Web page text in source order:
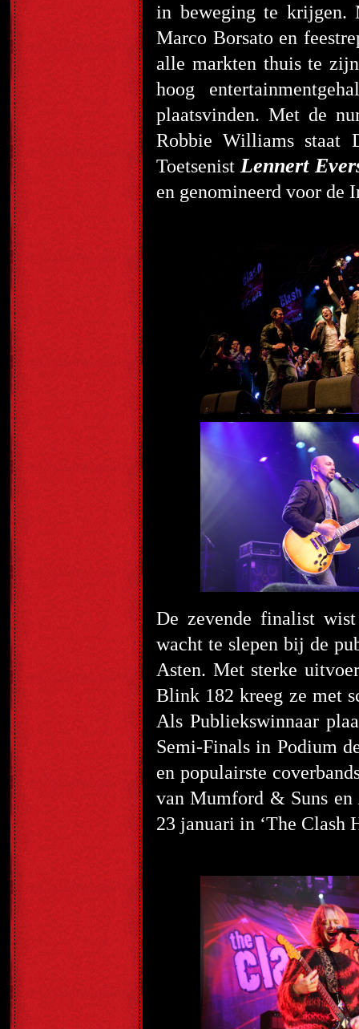
in beweging te krijgen.
Marco Borsato en
alle markten thuis te
hoog
plaatsvinden. Met de
Robbie Williams staat
Toetsenist Lennert
en genomineerd voor de
De zevende finalist
wacht te slepen bij de
Asten. Met sterke
Blink 182 kreeg ze met
Als Publiekswinnaar
Semi-Finals in Podium
en populairste
van Mumford & Suns en
23 januari in ‘The Clash